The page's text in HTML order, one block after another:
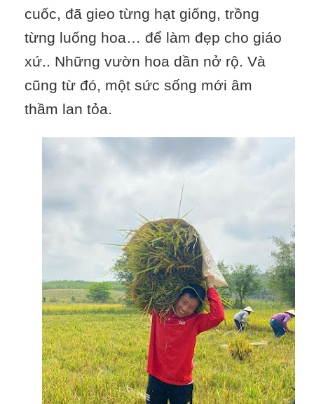
cuốc, đã gieo từng hạt giống, trồng
từng luống hoa… để làm đẹp cho giáo
xứ.. Những vườn hoa dần nở rộ. Và
cũng từ đó, một sức sống mới âm
thầm lan tỏa.